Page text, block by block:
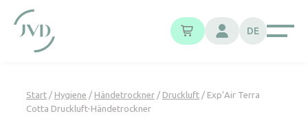
DE
Start / Hygiene / Händetrockner / Druckluft / Exp’Air Terra
Cotta Druckluft-Händetrockner
Cookie-Einstellungen